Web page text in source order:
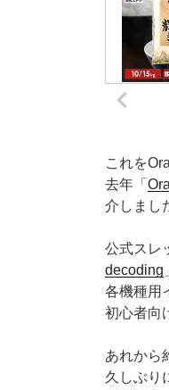
これを
去年「
介しまし
公式スレ
decoding
各機種用
初心者向
あれから
久しぶり